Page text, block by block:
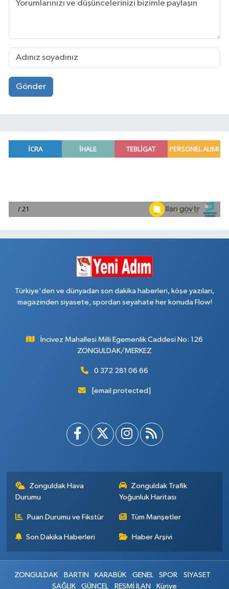
Gönder
Türkiye'den ve dünyadan son dakika haberleri, köşe yazıları,
magazinden siyasete, spordan seyahate her konuda Flow!
İncivez Mahallesi Milli Egemenlik Caddesi No: 126
ZONGULDAK/MERKEZ
0 372 281 06 66
[email protected]
Zonguldak Hava
Durumu
Zonguldak Trafik
Yoğunluk Haritası
Puan Durumu ve Fikstür Tüm Manşetler
Son Dakika Haberleri Haber Arşivi
ZONGULDAK BARTIN KARABÜK GENEL SPOR
SİYASET
SAĞLIK
GÜNCEL RESMİ İLAN Künye